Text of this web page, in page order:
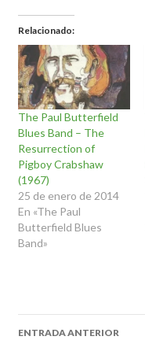
Relacionado
The Paul Butterfield
Blues Band – The
Resurrection of
Pigboy Crabshaw
(1967)
25 de enero de 2014
En «The Paul
Butterfield Blues
Band»
Navegación
ENTRADA ANTERIOR